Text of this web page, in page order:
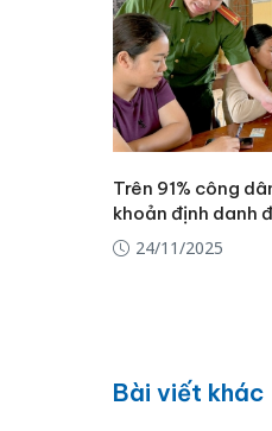
Trên 91% công
khoản định danh
24/11/2025
Bài viết khác